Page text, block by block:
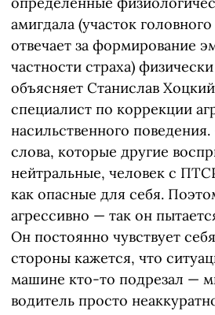
амигдала (участок
отвечает за формирование
частности страха)
объясняет Станислав
специалист по коррекции
насильственного
слова, которые другие
нейтральные, человек с
как опасные для себя.
агрессивно — так он
Он постоянно чувствует
стороны кажется, что
машине кто-то подрезал —
водитель просто